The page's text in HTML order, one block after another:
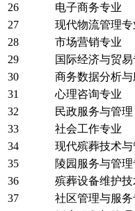
26
电子商务专业
27
现代物流管理专
28
市场营销专业
29
国际经济与贸易
30
商务数据分析
31
心理咨询专业
32
民政服务与管
33
社会工作专业
34
现代殡葬技术
35
陵园服务与管理
36
殡葬设备维护技
37
社区管理与服务